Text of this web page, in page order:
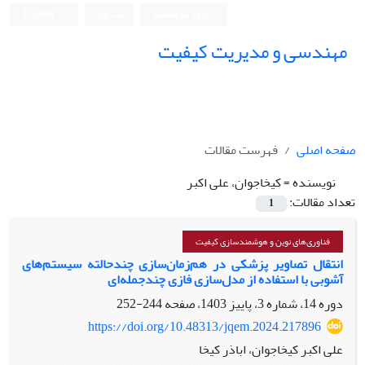
مهندسی و مدیریت کیفیت
صفحه اصلی
فهرست مقالات
نویسنده =کیخاجوان، علی اکبر
تعداد مقالات:
1
فناوری‌های نوین و هوشمندسازی کیفیت
انتقال تصاویر پزشکی در هم‌زمان‌سازی چندحالته سیستم‌های
آشوبی با استفاده از مدل‌سازی فازی چندجمله‌ای
دوره 14، شماره 3، پاییز 1403، صفحه
244-252
https://doi.org/10.48313/jqem.2024.217896
علی اکبر کیخاجوان، اباذر کیخا